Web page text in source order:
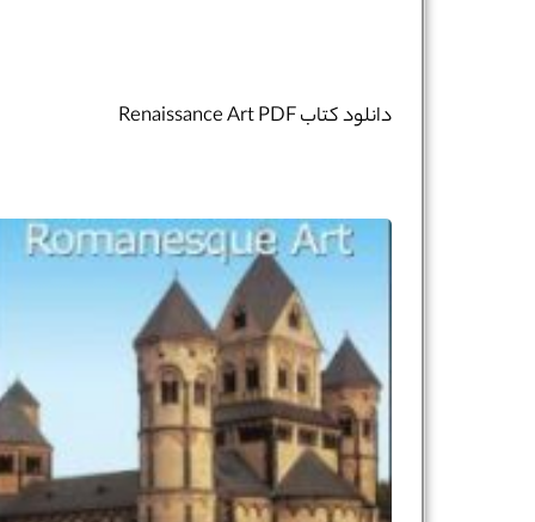
دانلود کتاب Renaissance Art PDF
نام و نام خانوادگی : *
*